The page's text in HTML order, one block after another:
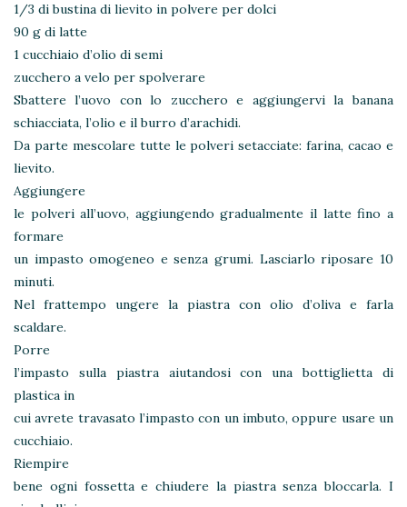
1/3 di bustina di lievito in polvere per dolci
90 g di latte
1 cucchiaio d’olio di semi
zucchero a velo per spolverare
Sbattere l’uovo con lo zucchero e aggiungervi la banana
schiacciata, l’olio e il burro d’arachidi.
Da parte mescolare tutte le polveri setacciate: farina, cacao e
lievito.
Aggiungere
le polveri all’uovo, aggiungendo gradualmente il latte fino a
formare
un impasto omogeneo e senza grumi. Lasciarlo riposare 10
minuti.
Nel frattempo ungere la piastra con olio d’oliva e farla
scaldare.
Porre
l’impasto sulla piastra aiutandosi con una bottiglietta di
plastica in
cui avrete travasato l’impasto con un imbuto, oppure usare un
cucchiaio.
Riempire
bene ogni fossetta e chiudere la piastra senza bloccarla. I